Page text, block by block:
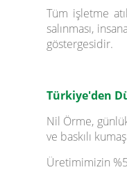
Tüm işletme
salınması,
göstergesidir.
Türkiye'den
Nil Örme,
ve baskılı
Üretimimizin